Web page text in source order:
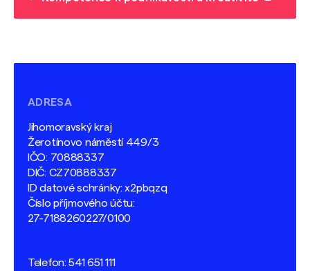
ADRESA
Jihomoravský kraj
Žerotínovo náměstí 449/3
IČO: 70888337
DIČ: CZ70888337
ID datové schránky: x2pbqzq
Číslo příjmového účtu:
27-7188260227/0100
Telefon:541 651 111